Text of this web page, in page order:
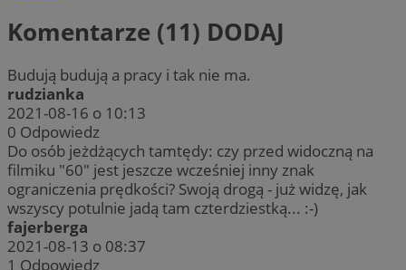
Komentarze (11) DODAJ
Budują budują a pracy i tak nie ma.
rudzianka
2021-08-16 o 10:13
0 Odpowiedz
Do osób jeżdżących tamtędy: czy przed widoczną na
filmiku "60" jest jeszcze wcześniej inny znak
ograniczenia prędkości? Swoją drogą - już widzę, jak
wszyscy potulnie jadą tam czterdziestką... :-)
fajerberga
2021-08-13 o 08:37
1 Odpowiedz